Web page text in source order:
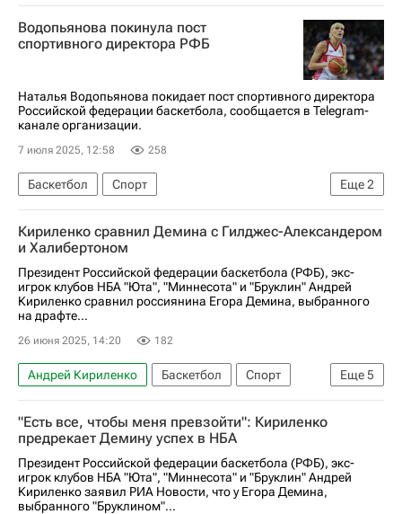
Российская федерация баскетбола (РФБ)
Водопьянова покинула пост
спортивного директора РФБ
Наталья Водопьянова покидает пост спортивного директора
Российской федерации баскетбола, сообщается в Telegram-
канале организации.
7 июля 2025, 12:58 258
Еще2
Баскетбол
Спорт
Российская федерация баскетбола (РФБ)
Наталья Водопьянова
Кириленко сравнил Демина с Гилджес-Александером
и Халибертоном
Президент Российской федерации баскетбола (РФБ), экс-
игрок клубов НБА "Юта", "Миннесота" и "Бруклин" Андрей
Кириленко сравнил россиянина Егора Демина, выбранного
на драфте...
26 июня 2025, 14:20 182
Еще5
Андрей Кириленко Баскетбол
Спорт
Ярослав Королёв
Егор Демин
Лос-Анджелес Клипперс
Российская федерация баскетбола (РФБ)
НБА
"Есть все, чтобы меня превзойти": Кириленко
предрекает Демину успех в НБА
Президент Российской федерации баскетбола (РФБ), экс-
игрок клубов НБА "Юта", "Миннесота" и "Бруклин" Андрей
Кириленко заявил РИА Новости, что у Егора Демина,
выбранного "Бруклином"...